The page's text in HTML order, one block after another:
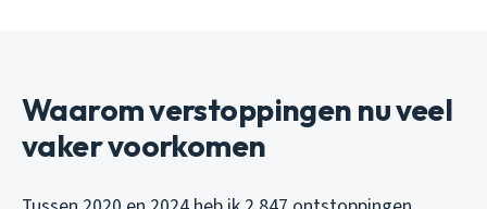
Waarom verstoppingen nu veel
vaker voorkomen